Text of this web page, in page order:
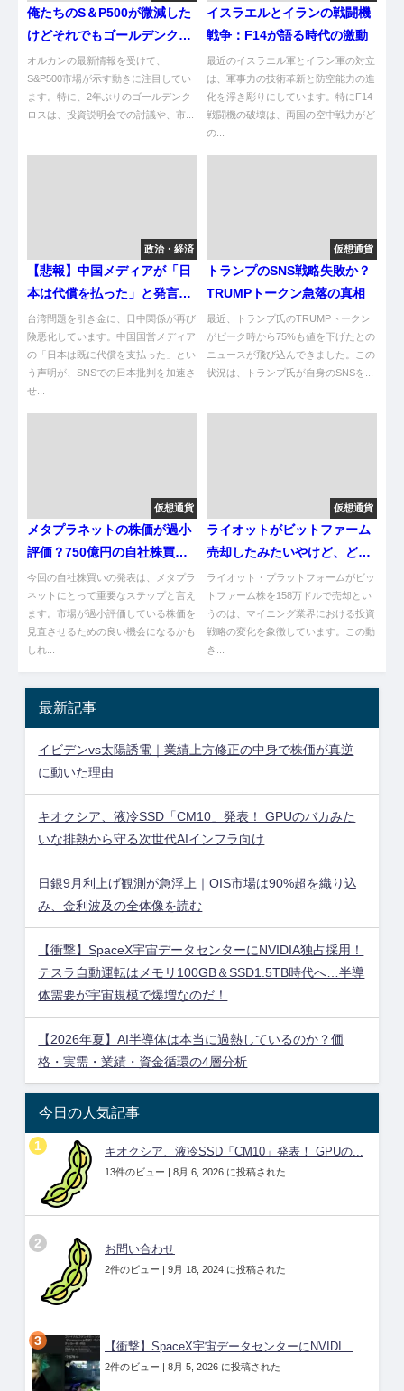
俺たちのS＆P500が微減した
けどそれでもゴールデンクロ
スやんけwww
オルカンの最新情報を受けて、
S&P500市場が示す動きに注目してい
ます。特に、2年ぶりのゴールデンク
ロスは、投資説明会での討議や、市...
イスラエルとイランの戦闘機
戦争：F14が語る時代の激動
最近のイスラエル軍とイラン軍の対立
は、軍事力の技術革新と防空能力の進
化を浮き彫りにしています。特にF14
戦闘機の破壊は、両国の空中戦力がど
の...
政治・経済
【悲報】中国メディアが「日
本は代償を払った」と発言し
た結果ｗｗ
台湾問題を引き金に、日中関係が再び
険悪化しています。中国国営メディア
の「日本は既に代償を支払った」とい
う声明が、SNSでの日本批判を加速さ
せ...
仮想通貨
トランプのSNS戦略失敗か？
TRUMPトークン急落の真相
最近、トランプ氏のTRUMPトークン
がピーク時から75%も値を下げたとの
ニュースが飛び込んできました。この
状況は、トランプ氏が自身のSNSを...
仮想通貨
メタプラネットの株価が過小
評価？750億円の自社株買い
の真相
今回の自社株買いの発表は、メタプラ
ネットにとって重要なステップと言え
ます。市場が過小評価している株価を
見直させるための良い機会になるかも
しれ...
仮想通貨
ライオットがビットファーム
売却したみたいやけど、どう
思う？【悲報】
ライオット・プラットフォームがビッ
トファーム株を158万ドルで売却とい
うのは、マイニング業界における投資
戦略の変化を象徴しています。この動
き...
最新記事
イビデンvs太陽誘電｜業績上方修正の中身で株価が真逆
に動いた理由
キオクシア、液冷SSD「CM10」発表！ GPUのバカみた
いな排熱から守る次世代AIインフラ向け
日銀9月利上げ観測が急浮上｜OIS市場は90%超を織り込
み、金利波及の全体像を読む
【衝撃】SpaceX宇宙データセンターにNVIDIA独占採用！
テスラ自動運転はメモリ100GB＆SSD1.5TB時代へ…半導
体需要が宇宙規模で爆増なのだ！
【2026年夏】AI半導体は本当に過熱しているのか？価
格・実需・業績・資金循環の4層分析
今日の人気記事
キオクシア、液冷SSD「CM10」発表！ GPUの...
13件のビュー 8月 6, 2026 に投稿された
お問い合わせ
2件のビュー 9月 18, 2024 に投稿された
【衝撃】SpaceX宇宙データセンターにNVIDI...
2件のビュー 8月 5, 2026 に投稿された